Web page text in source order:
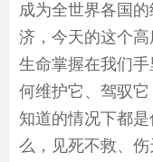
成为全世界各国
济，今天的这个
生命掌握在我们
何维护它、驾驭
知道的情况下都
么，见死不救、